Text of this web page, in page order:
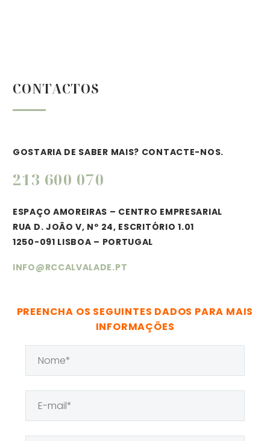
CONTACTOS
GOSTARIA DE SABER MAIS? CONTACTE-NOS.
213 600 070
ESPAÇO AMOREIRAS – CENTRO EMPRESARIAL
RUA D. JOÃO V, Nº 24, ESCRITÓRIO 1.01
1250-091 LISBOA – PORTUGAL
INFO@RCCALVALADE.PT
PREENCHA OS SEGUINTES DADOS PARA MAIS
INFORMAÇÕES